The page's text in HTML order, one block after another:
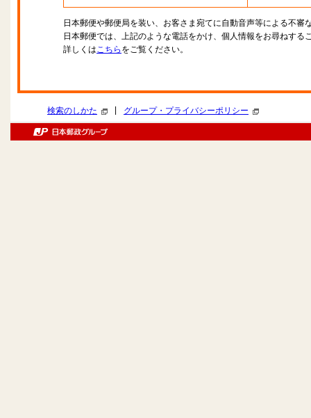
日本郵便や郵便局を装い、お客さま宛てに自動音声等による不審
日本郵便では、上記のような電話をかけ、個人情報をお尋ねする
詳しくはこちら をご覧ください。
検索のしかた グループ・プライバシーポリシー